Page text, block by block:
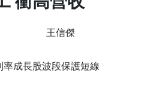
王信傑
成長股波段保護短線